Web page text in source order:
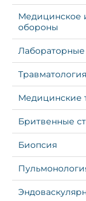
Медицинское
обороны
Травматология
Медицинские
Бритвенные
Биопсия